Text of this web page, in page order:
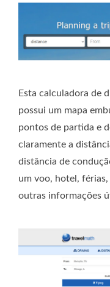
Esta calculadora de
possui um mapa
pontos de partida e
claramente a
distância de
um voo, hotel,
outras informações